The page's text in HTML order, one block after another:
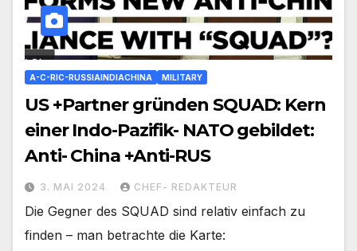
A-C-RIC-RUSSIAINDIACHINA MILITARY
US +Partner gründen SQUAD: Kern
einer Indo-Pazifik- NATO gebildet:
Anti- China +Anti-RUS
3. MAI 2024 CHEF- REDAKTEUR
Die Gegner des SQUAD sind relativ einfach zu
finden – man betrachte die Karte: